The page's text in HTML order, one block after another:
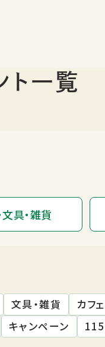
ト一覧
文具・雑貨
文具・雑貨 カフ
キャンペーン